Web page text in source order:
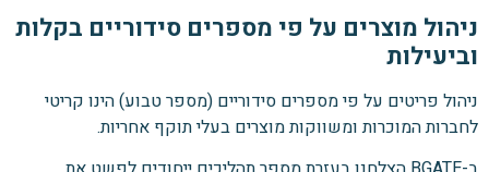
ניהול מוצרים על פי מספרים סידוריים בקלות
וביעילות
ניהול פריטים על פי מספרים סידוריים (מספר טבוע) הינו קריטי
לחברות המוכרות ומשווקות מוצרים בעלי תוקף אחריות.